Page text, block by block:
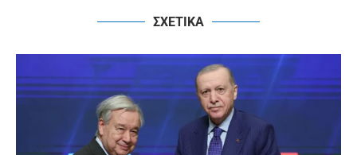
ΣΧΕΤΙΚΑ